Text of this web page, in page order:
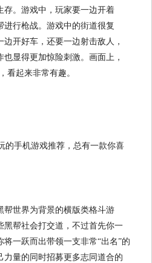
存。游戏中，玩家要一边开着
行枪战。游戏中的街道很复
开好车，还要一边射击敌人，
显得更加惊险刺激。画面上，
看起来非常有趣。
帮世界为背景的横版类格斗游
黑帮社会打交道，不过首先你一
一跃而出带领一支非常“出名”的
力量的同时招募更多志同道合的